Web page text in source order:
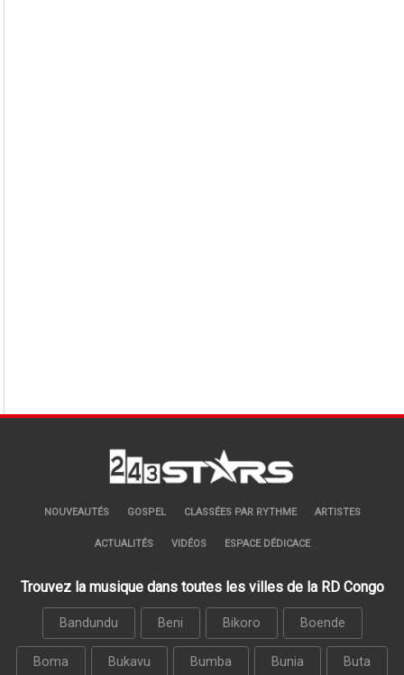
NOUVEAUTÉS GOSPEL CLASSÉES PAR RYTHME ARTISTES
ACTUALITÉS VIDÉOS ESPACE DÉDICACE
Trouvez la musique dans toutes les villes de la RD Congo
Bandundu Beni Bikoro Boende
Boma Bukavu Bumba Bunia Buta